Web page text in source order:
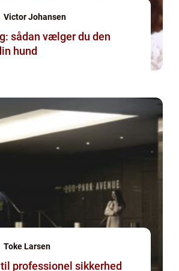
Victor Johansen
sådan vælger du den
hund
Toke Larsen
professionel sikkerhed